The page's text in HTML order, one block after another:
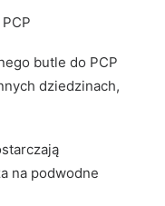
butle do PCP
dziedzinach,
na podwodne